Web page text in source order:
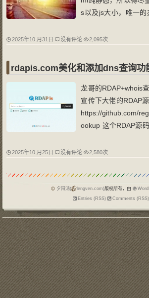
s以及js大小，唯一
查询js里嵌套有php语
现。 一是增加缓存功
线
2025年10 月31日 没有评论 2,095次
rdapis.com美化和添加dns查询功
龙哥的RDAP+whois
宣传下大佬的RDAP
https://github.com/
ookup 这个RDAP源
接下载下来然后上传
呢？主要是whois以
2025年10 月25日 没有评论 2,580次
夕阳鴻( lengven.com)版权所有，由
Entries (RSS)
Comments (RSS)